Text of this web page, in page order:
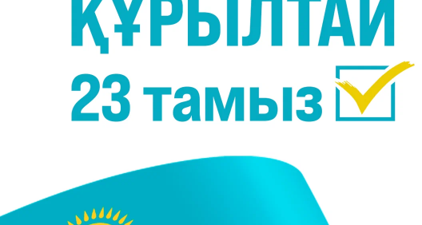
Тбилисиде (Грузия) өтіп жатқан Grand Slam
- деп хабарлайды
финалында әзірбайжандық Туран Байрамовпен кездесті.
соңғы секундтарда ұтымды әдіс жасап, "юко" ұпайына
тақты.
жылы Тбилисиде өткен Grand Slam турнирінде де